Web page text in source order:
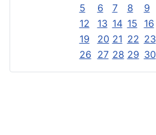
5
6 7 8 9
12
13 14 15 16
19
20 21 22 23
26 27 28 29 30